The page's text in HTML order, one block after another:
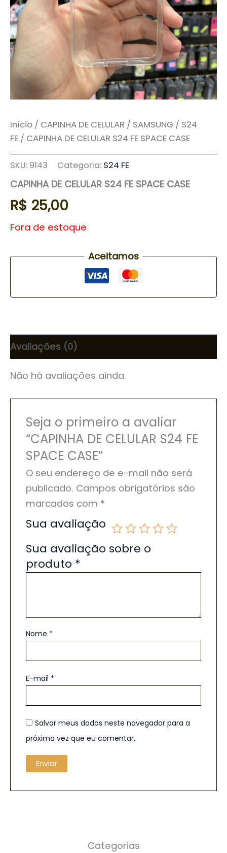
Início / CAPINHA DE CELULAR / SAMSUNG / S24
FE / CAPINHA DE CELULAR S24 FE SPACE CASE
SKU: 9143 Categoria: S24 FE
CAPINHA DE CELULAR S24 FE SPACE CASE
R$ 25,00
Fora de estoque
Aceitamos
Avaliações (0)
Não há avaliações ainda.
Seja o primeiro a avaliar
“CAPINHA DE CELULAR S24 FE
SPACE CASE”
O seu endereço de e-mail não será
publicado. Campos obrigatórios são
marcados com *
Sua avaliação
Sua avaliação sobre o
produto *
Nome *
E-mail *
Salvar meus dados neste navegador para a
próxima vez que eu comentar.
Categorias